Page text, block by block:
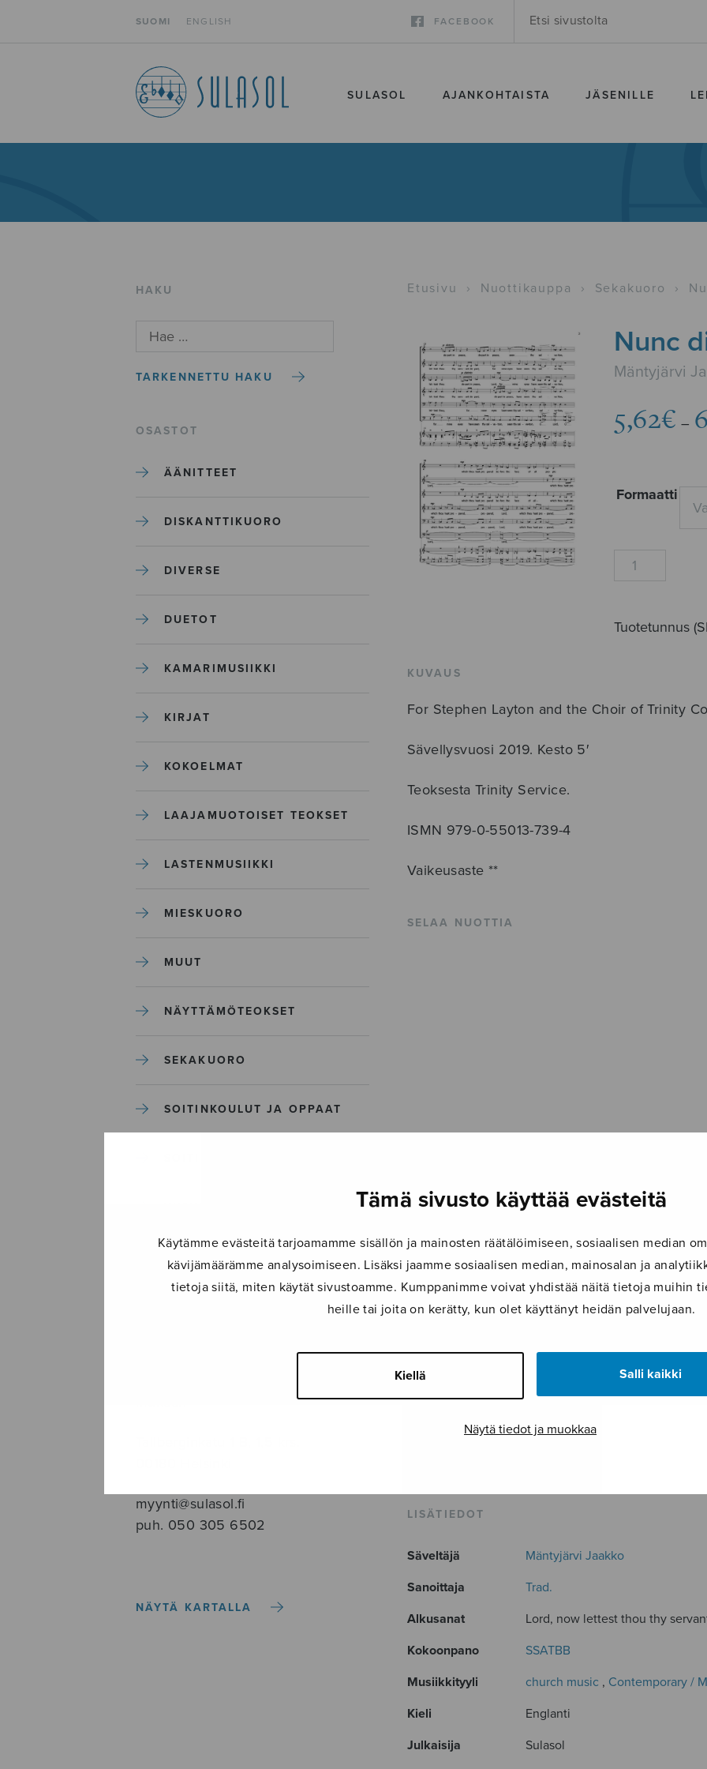
Tämä sivusto käyttää evästeitä
Käytämme evästeitä tarjoamamme sisällön ja mainosten räätälöimiseen, sosiaalisen median
kävijämäärämme analysoimiseen. Lisäksi jaamme sosiaalisen median, mainosalan ja
tietoja siitä, miten käytät sivustoamme. Kumppanimme voivat yhdistää näitä tietoja muihin
heille tai joita on kerätty, kun olet käyttänyt heidän palvelujaan.
Kiellä Salli kaikki
Näytä tiedot ja muokkaa
SUOMI ENGLISH FACEBOOK
SULASOL AJANKOHTAISTA JÄSENILLE
HAKU
TARKENNETTU HAKU
OSASTOT
ÄÄNITTEET
DISKANTTIKUORO
DIVERSE
DUETOT
KAMARIMUSIIKKI
KIRJAT
KOKOELMAT
LAAJAMUOTOISET TEOKSET
LASTENMUSIIKKI
MIESKUORO
MUUT
NÄYTTÄMÖTEOKSET
SEKAKUORO
SOITINKOULUT JA OPPAAT
Sulasol nuottikauppa
myynti@sulasol.fi
puh. 050 305 6502
NÄYTÄ KARTALLA
Etusivu › Nuottikauppa › Sekakuoro ›
Nunc
Mäntyjärvi
5,62€ –
Formaatti
Nunc
Tuotetunnus
KUVAUS
For Stephen Layton and the Choir of Trinity
Sävellysvuosi 2019. Kesto 5′
Teoksesta Trinity Service.
ISMN 979-0-55013-739-4
Vaikeusaste **
SELAA NUOTTIA
LISÄTIEDOT
Säveltäjä
Mäntyjärvi Jaakko
Sanoittaja
Trad.
Alkusanat
Lord, now lettest thou thy
Kokoonpano
SSATBB
Musiikkityyli
church music , Contemporary /
Kieli
Englanti
Julkaisija
Sulasol